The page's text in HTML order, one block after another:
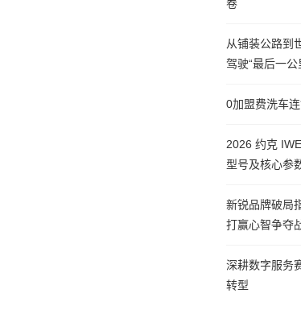
卷
从铺装公路到
驾驶“最后一公
0加盟费洗车
2026 约克
型号及核心参
新锐品牌破局
打赢心智争夺
深耕数字服务
转型